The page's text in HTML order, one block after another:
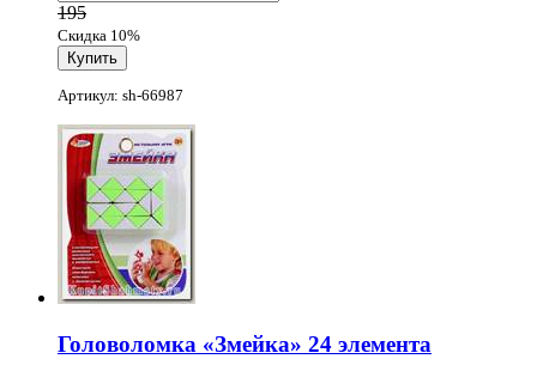
195
Скидка 10%
Артикул: sh-66987
Головоломка «Змейка» 24 элемента